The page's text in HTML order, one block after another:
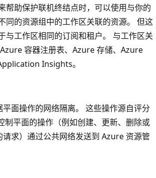
帮助保护联机终结点时，可以使用与你的
同的资源组中的工作区关联的资源。 但这
与工作区相同的订阅和租户。 与工作区关
容器注册表、Azure 存储、Azure
Insights。
面操作的网络隔离。 这些操作源自评分
制平面的操作（例如创建、更新、删除或
求）通过公共网络发送到 Azure 资源管